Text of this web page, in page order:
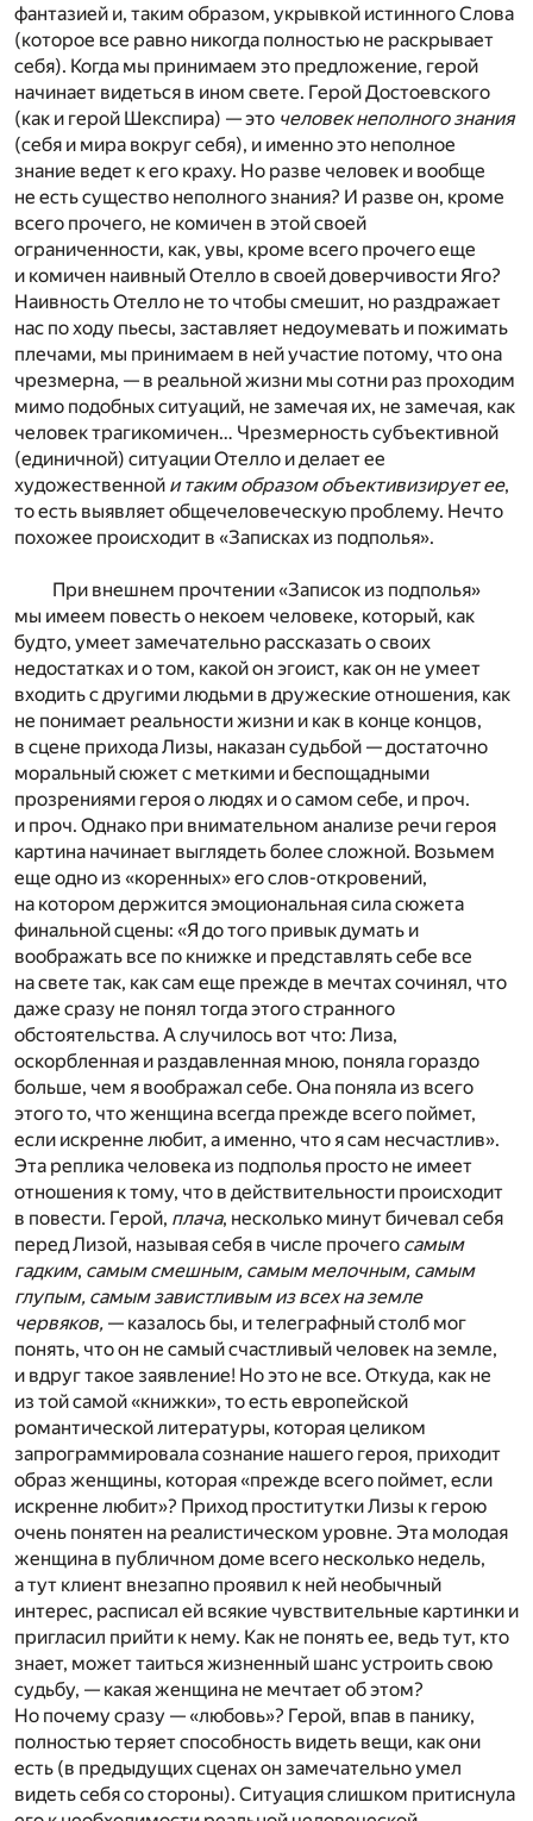
фантазией и, таким образом, укрывкой истинного Слова
(которое все равно никогда полностью не раскрывает
себя). Когда мы принимаем это предложение, герой
начинает видеться в ином свете. Герой Достоевского
(как и герой Шекспира) — это человек неполного знания
(себя и мира вокруг себя), и именно это неполное
знание ведет к его краху. Но разве человек и вообще
не есть существо неполного знания? И разве он, кроме
всего прочего, не комичен в этой своей
ограниченности, как, увы, кроме всего прочего еще
и комичен наивный Отелло в своей доверчивости Яго?
Наивность Отелло не то чтобы смешит, но раздражает
нас по ходу пьесы, заставляет недоумевать и пожимать
плечами, мы принимаем в ней участие потому, что она
чрезмерна, — в реальной жизни мы сотни раз проходим
мимо подобных ситуаций, не замечая их, не замечая, как
человек трагикомичен… Чрезмерность субъективной
(единичной) ситуации Отелло и делает ее
художественной и таким образом объективизирует ее,
то есть выявляет общечеловеческую проблему. Нечто
похожее происходит в «Записках из подполья».
При внешнем прочтении «Записок из подполья»
мы имеем повесть о некоем человеке, который, как
будто, умеет замечательно рассказать о своих
недостатках и о том, какой он эгоист, как он не умеет
входить с другими людьми в дружеские отношения, как
не понимает реальности жизни и как в конце концов,
в сцене прихода Лизы, наказан судьбой — достаточно
моральный сюжет с меткими и беспощадными
прозрениями героя о людях и о самом себе, и проч.
и проч. Однако при внимательном анализе речи героя
картина начинает выглядеть более сложной. Возьмем
еще одно из «коренных» его слов-откровений,
на котором держится эмоциональная сила сюжета
финальной сцены: «Я до того привык думать и
воображать все по книжке и представлять себе все
на свете так, как сам еще прежде в мечтах сочинял, что
даже сразу не понял тогда этого странного
обстоятельства. А случилось вот что: Лиза,
оскорбленная и раздавленная мною, поняла гораздо
больше, чем я воображал себе. Она поняла из всего
этого то, что женщина всегда прежде всего поймет,
если искренне любит, а именно, что я сам несчастлив».
Эта реплика человека из подполья просто не имеет
отношения к тому, что в действительности происходит
в повести. Герой, плача, несколько минут бичевал себя
перед Лизой, называя себя в числе прочего самым
гадким, самым смешным, самым мелочным, самым
глупым, самым завистливым из всех на земле
червяков, — казалось бы, и телеграфный столб мог
понять, что он не самый счастливый человек на земле,
и вдруг такое заявление! Но это не все. Откуда, как не
из той самой «книжки», то есть европейской
романтической литературы, которая целиком
запрограммировала сознание нашего героя, приходит
образ женщины, которая «прежде всего поймет, если
искренне любит»? Приход проститутки Лизы к герою
очень понятен на реалистическом уровне. Эта молодая
женщина в публичном доме всего несколько недель,
а тут клиент внезапно проявил к ней необычный
интерес, расписал ей всякие чувствительные картинки и
пригласил прийти к нему. Как не понять ее, ведь тут, кто
знает, может таиться жизненный шанс устроить свою
судьбу, — какая женщина не мечтает об этом?
Но почему сразу — «любовь»? Герой, впав в панику,
полностью теряет способность видеть вещи, как они
есть (в предыдущих сценах он замечательно умел
видеть себя со стороны). Ситуация слишком притиснула